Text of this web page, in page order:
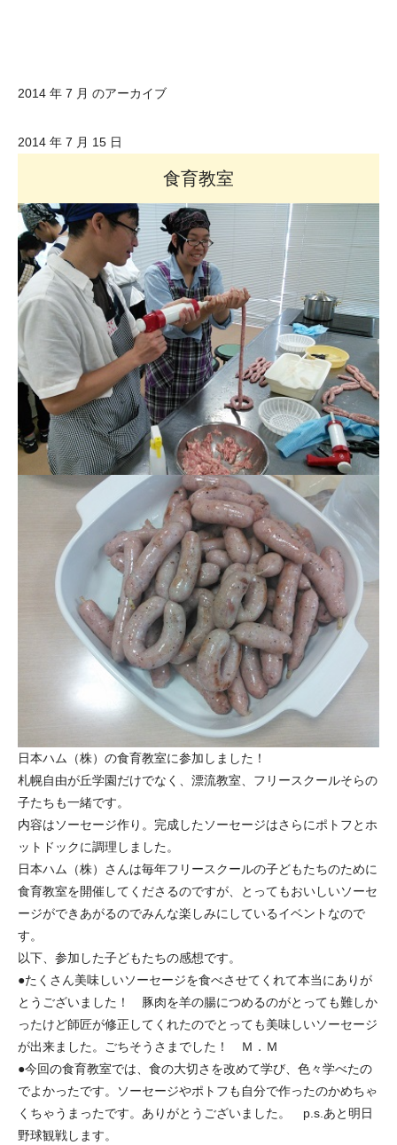
2014 年 7 月 のアーカイブ
2014 年 7 月 15 日
食育教室
日本ハム（株）の食育教室に参加しました！
札幌自由が丘学園だけでなく、漂流教室、フリースクールそらの
子たちも一緒です。
内容はソーセージ作り。完成したソーセージはさらにポトフとホ
ットドックに調理しました。
日本ハム（株）さんは毎年フリースクールの子どもたちのために
食育教室を開催してくださるのですが、とってもおいしいソーセ
ージができあがるのでみんな楽しみにしているイベントなので
す。
以下、参加した子どもたちの感想です。
●たくさん美味しいソーセージを食べさせてくれて本当にありが
とうございました！ 豚肉を羊の腸につめるのがとっても難しか
ったけど師匠が修正してくれたのでとっても美味しいソーセージ
が出来ました。ごちそうさまでした！ Ｍ．Ｍ
●今回の食育教室では、食の大切さを改めて学び、色々学べたの
でよかったです。ソーセージやポトフも自分で作ったのかめちゃ
くちゃうまったです。ありがとうございました。 p.s.あと明日
野球観戦します。